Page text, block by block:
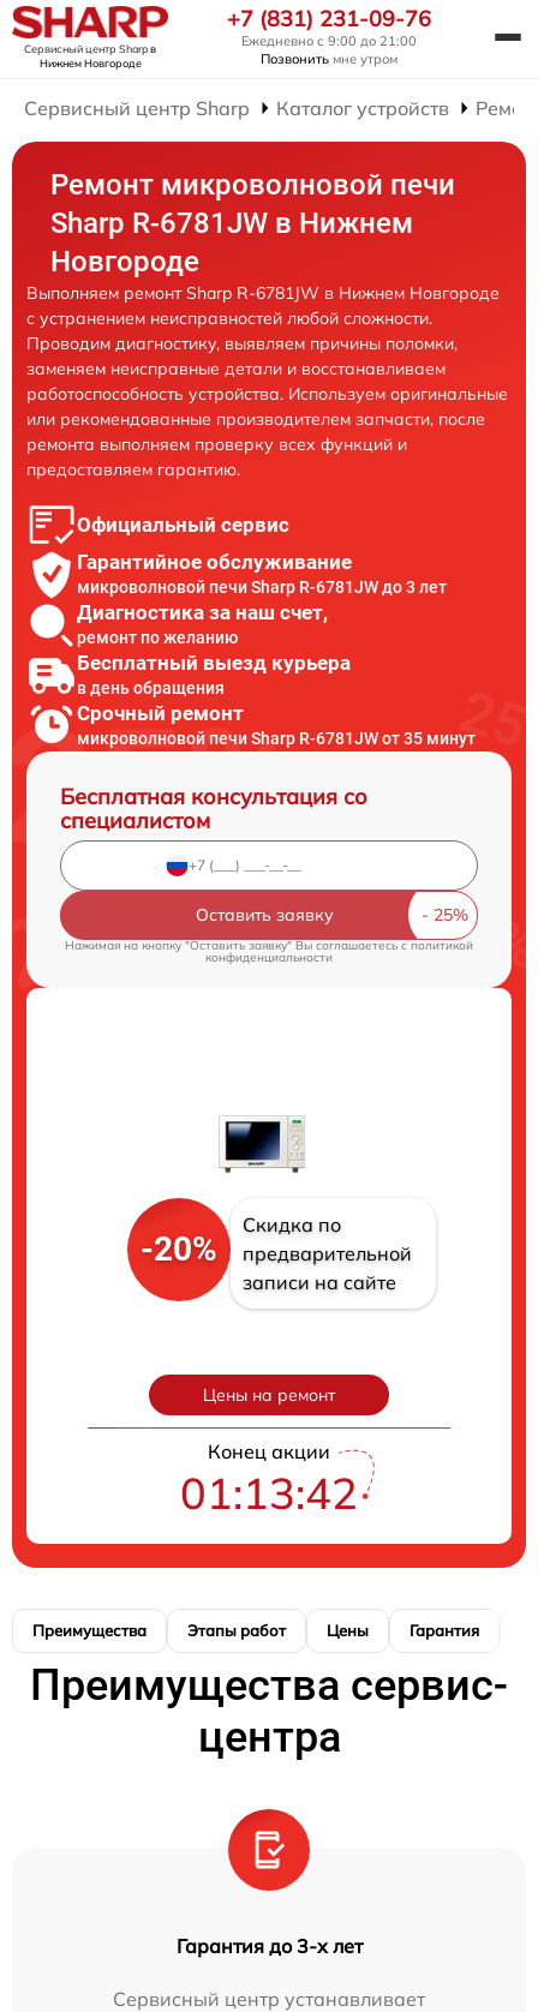
Сервисный центр Sharpв
Нижнем Новгороде
+7 (831) 231-09-76
Ежедневно с 9:00 до 21:00
Позвонить мне утром
Сервисный центр Sharp Каталог устройств
Ремонт микроволновой печи
Sharp R-6781JW в Нижнем
Новгороде
Выполняем ремонт Sharp R-6781JW в Нижнем Новгороде
с устранением неисправностей любой сложности.
Проводим диагностику, выявляем причины поломки,
заменяем неисправные детали и восстанавливаем
работоспособность устройства. Используем оригинальные
или рекомендованные производителем запчасти, после
ремонта выполняем проверку всех функций и
предоставляем гарантию.
Официальный сервис
Гарантийное обслуживание
микроволновой печи Sharp R-6781JW до 3 лет
Диагностика за наш счет,
ремонт по желанию
Бесплатный выезд курьера
в день обращения
Срочный ремонт
микроволновой печи Sharp R-6781JW от 35 минут
Бесплатная консультация со
специалистом
Оставить заявку
Нажимая на кнопку "Оставить заявку" Вы соглашаетесь cполитикой
конфиденциальности
-20%
Скидка по
предварительной
записи на сайте
Цены на ремонт
Конец акции
01:13:41
Преимущества Этапы работ Цены Гарантия
Преимущества сервис-
центра
Гарантия до 3-х лет
Сервисный центр устанавливает